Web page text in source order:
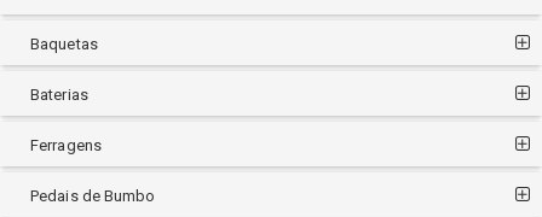
Baquetas
Baterias
Ferragens
Pedais de Bumbo